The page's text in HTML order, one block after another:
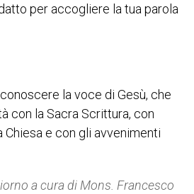
per accogliere la tua parola
la voce di Gesù, che
con la Sacra Scrittura, con
Chiesa e con gli avvenimenti
a cura di Mons. Francesco